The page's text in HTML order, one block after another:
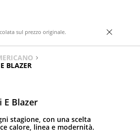
sul prezzo originale.
BLAZER
Blazer
stagione, con una scelta
calore, linea e modernità.